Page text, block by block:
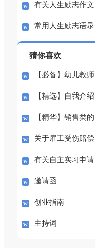
励志语录32条
有关人生励志作文
五篇常用人生励志语录
猜你喜欢
【必备】幼儿教师
培训总结集合5篇
【精选】自我介绍
的作文300字集锦八篇
【精华】销售类的
实习报告锦集六篇
关于雇工受伤赔偿
协议书范本（精选3
篇）
有关自主实习申请
书3篇邀请函
创业指南
主持词